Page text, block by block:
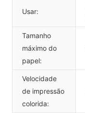
Usar:
Tamanho
máximo do
papel:
Velocidade
de impressão
colorida: